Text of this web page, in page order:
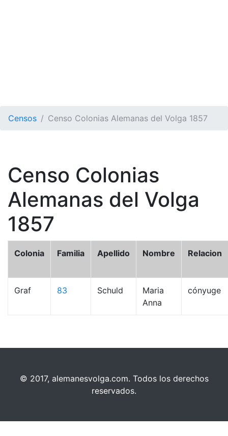
Censos Censo Colonias Alemanas del Volga 1857
Censo Colonias
Alemanas del Volga
1857
Colonia Familia Apellido Nombre Relacion
Graf 83 Schuld
Maria
Anna
cónyuge
© 2017, alemanesvolga.com. Todos los derechos
reservados.